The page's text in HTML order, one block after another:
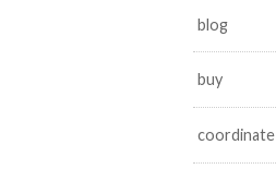
blog
buy
coordinate